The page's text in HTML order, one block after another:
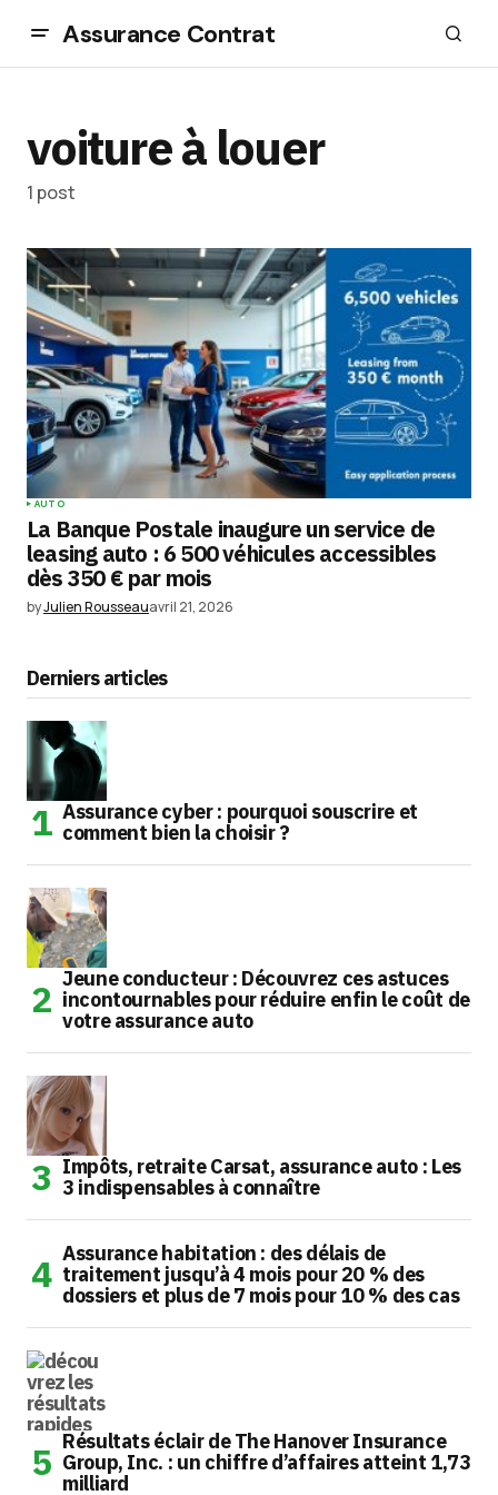
Assurance Contrat
voiture à louer
1 post
AUTO
La Banque Postale inaugure un service de
leasing auto : 6 500 véhicules accessibles
dès 350 € par mois
byJulien Rousseauavril 21, 2026
Derniers articles
Assurance cyber : pourquoi souscrire et
comment bien la choisir ?
Jeune conducteur : Découvrez ces astuces
incontournables pour réduire enfin le coût de
votre assurance auto
Impôts, retraite Carsat, assurance auto : Les
3 indispensables à connaître
Assurance habitation : des délais de
traitement jusqu’à 4 mois pour 20 % des
dossiers et plus de 7 mois pour 10 % des cas
Résultats éclair de The Hanover Insurance
Group, Inc. : un chiffre d’affaires atteint 1,73
milliard